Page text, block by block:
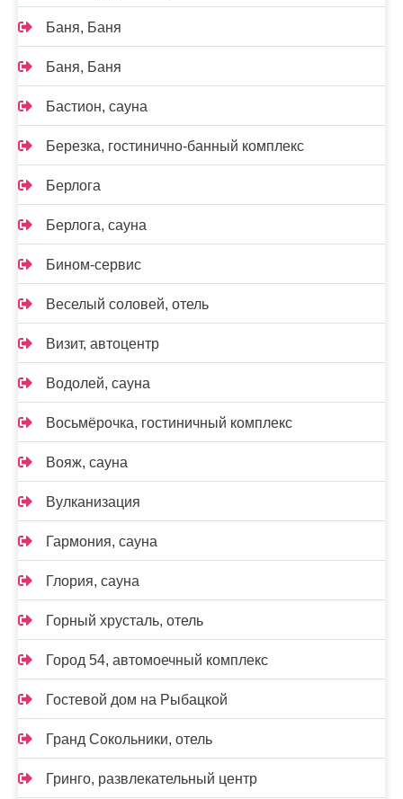
Баня, Баня
Баня, Баня
Бастион, сауна
Березка, гостинично-банный комплекс
Берлога
Берлога, сауна
Бином-сервис
Веселый соловей, отель
Визит, автоцентр
Водолей, сауна
Восьмёрочка, гостиничный комплекс
Вояж, сауна
Вулканизация
Гармония, сауна
Глория, сауна
Горный хрусталь, отель
Город 54, автомоечный комплекс
Гостевой дом на Рыбацкой
Гранд Сокольники, отель
Гринго, развлекательный центр